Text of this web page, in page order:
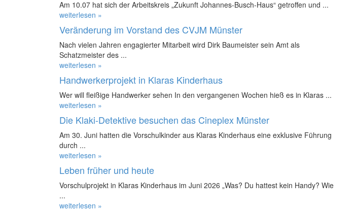
Am 10.07 hat sich der Arbeitskreis „Zukunft Johannes-Busch-Haus“ getroffen und ...
weiterlesen »
Veränderung im Vorstand des CVJM Münster
Nach vielen Jahren engagierter Mitarbeit wird Dirk Baumeister sein Amt als
Schatzmeister des ...
weiterlesen »
Handwerkerprojekt in Klaras Kinderhaus
Wer will fleißige Handwerker sehen In den vergangenen Wochen hieß es in Klaras ...
weiterlesen »
Die Klaki-Detektive besuchen das Cineplex Münster
Am 30. Juni hatten die Vorschulkinder aus Klaras Kinderhaus eine exklusive Führung
durch ...
weiterlesen »
Leben früher und heute
Vorschulprojekt in Klaras Kinderhaus im Juni 2026 „Was? Du hattest kein Handy? Wie
...
weiterlesen »